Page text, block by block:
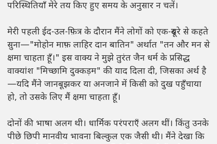
परिस्थितियाँ मेरे तय किए हुए समय के अनुसार न चलें।
मेरी पहली ईद-उल-फ़ित्र के दौरान मैंने लोगों को एक-दूसरे से कहते
सुना—"मोहोन माफ़ लाहिर दान बातिन" अर्थात "तन और मन से
क्षमा चाहता हूँ।" इस वाक्य ने मुझे तुरंत जैन धर्म के प्रसिद्ध
वाक्यांश "मिच्छामि दुक्कड़म" की याद दिला दी, जिसका अर्थ है
—यदि मैंने जानबूझकर या अनजाने में किसी को दुख पहुँचाया
हो, तो उसके लिए मैं क्षमा चाहता हूँ।
दोनों की भाषा अलग थी। धार्मिक परंपराएँ अलग थीं। किंतु उनके
पीछे छिपी मानवीय भावना बिल्कुल एक जैसी थी। मैंने देखा कि